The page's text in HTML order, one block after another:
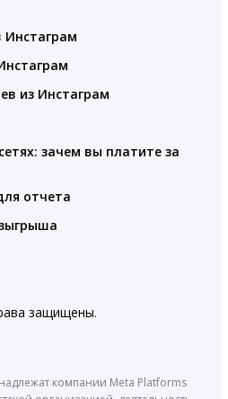
Инстаграм
из Инстаграм
зачем вы платите за
отчета
защищены.
компании Meta Platforms